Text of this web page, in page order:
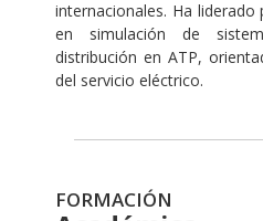
internacionales. Ha
en simulación de
distribución en ATP,
del servicio eléctrico.
FORMACIÓN